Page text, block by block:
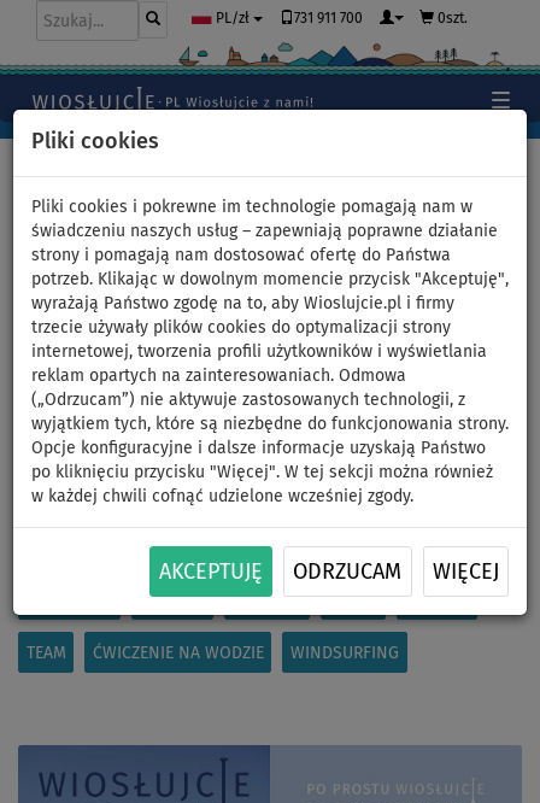
Pliki cookies
Pliki cookies i pokrewne im technologie pomagają nam w
świadczeniu naszych usług – zapewniają poprawne działanie
strony i pomagają nam dostosować ofertę do Państwa
potrzeb. Klikając w dowolnym momencie przycisk "Akceptuję",
wyrażają Państwo zgodę na to, aby Wioslujcie.pl i firmy
trzecie używały plików cookies do optymalizacji strony
internetowej, tworzenia profili użytkowników i wyświetlania
reklam opartych na zainteresowaniach. Odmowa
(„Odrzucam”) nie aktywuje zastosowanych technologii, z
wyjątkiem tych, które są niezbędne do funkcjonowania strony.
Opcje konfiguracyjne i dalsze informacje uzyskają Państwo
po kliknięciu przycisku "Więcej". W tej sekcji można również
w każdej chwili cofnąć udzielone wcześniej zgody.
AKCEPTUJĘ ODRZUCAM WIĘCEJ
PL/zł 731 911 700 0szt.
Wiosłujcie magazyn 2024
Pobierz cały magazyn w formacie PDF lub skontaktuj się z nami
a my wyślemy Ci magazyn pocztą.
POBIERZ WIOSŁUJCIE MAGAZYN (PDF 7 MB)
WYBIERAMY DESKĘ SUP UNIWERSALNE MAŁE
RODZINNE DUŻE DZIECIĘCE
DAMSKIE TOURING SPORT RZECZNE
TEAM ĆWICZENIE NA WODZIE WINDSURFING